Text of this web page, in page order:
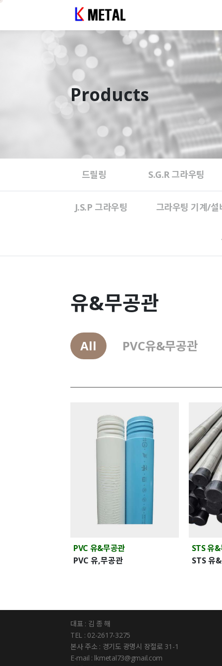
Products
드릴링 S.G.R 그라우팅
J.S.P 그라우팅 그라우팅 기계/설
유&무공관
All PVC유&무공관
PVC 유&무공관
PVC 유,무공관
STS 유
STS 유
대표 : 김 종 해
TEL : 02-2617-3275
본사 주소 : 경기도 광명시 장절로 31-1
E-mail : lkmetal73@gmail.com